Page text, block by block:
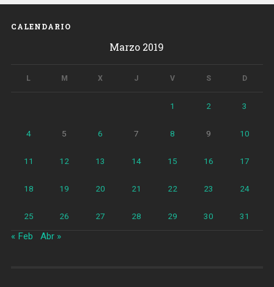
CALENDARIO
Marzo 2019
L M X J V S D
1 2 3
4 5 6 7 8 9 10
11 12 13 14 15 16 17
18 19 20 21 22 23 24
25 26 27 28 29 30 31
« Feb Abr »